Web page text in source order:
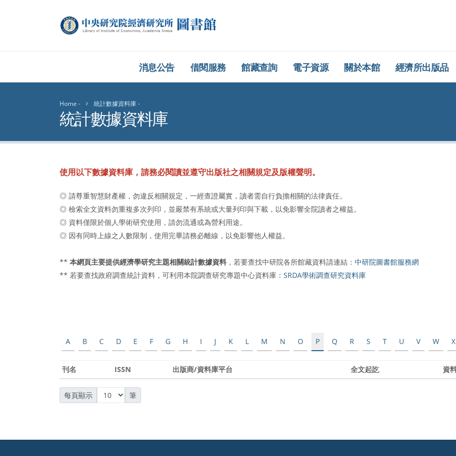
中央研究院經濟研究所圖書館
消息公告 借閱服務 館藏查詢 電子資源 關於本館 經濟所出版品
Home 統計數據資料庫
統計數據資料庫
使用以下數據資料庫，請務必閱讀並遵守出版社之相關規定及版權聲明。
◎ 請尊重智慧財產權，勿違反相關規定，一經查證屬實，讀者需自行負擔相關的法律責任。
◎ 檢索全文資料勿重複多次列印，並嚴禁有系統或大量列印與下載，以免影響全院讀者之權益。
◎ 資料僅限於個人學術研究使用，請勿流通或為營利用途。
◎ 因有同時上線之人數限制，使用完畢請務必離線，以免影響他人權益。
** 本網頁主要提供經濟學研究主題相關統計數據資料，若要查找中研院各所館藏資料請連結： 中研院圖書館服務網
** 若要查找政府調查統計資料，可利用本院調查研究專題中心資料庫： SRDA學術調查研究資料庫
A B C D E F G H I J K L M N O P Q R S T U V W X
刊名 ISSN 出版商/資料庫平台 全文起訖 資
每頁顯示 筆